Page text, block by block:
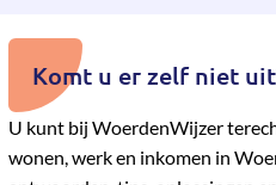
Komt u er zelf niet
U kunt bij WoerdenWijzer
wonen, werk en inkomen in